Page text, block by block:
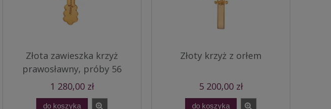
Złota zawieszka krzyż
prawosławny, próby 56
1 280,00 zł
do koszyka
Złoty krzyż z orłem
5 200,00 zł
do koszyka